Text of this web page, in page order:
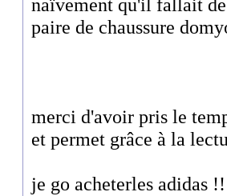
naïvement qu'il fallait
paire de chaussure
merci d'avoir pris le
et permet grâce à la
je go acheterles adidas !!